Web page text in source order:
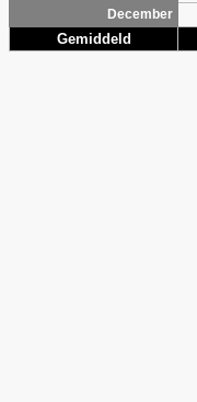
December
Gemiddeld